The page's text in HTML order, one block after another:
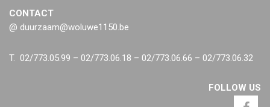
CONTACT
@ duurzaam@woluwe1150.be
T. 02/773.05.99 – 02/773.06.18 – 02/773.06.66 – 02/773.06.32
FOLLOW US